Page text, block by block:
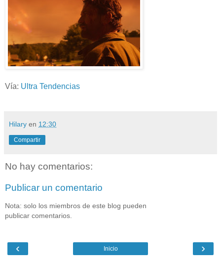
Vía: Ultra Tendencias
Hilary en 12:30
Compartir
No hay comentarios:
Publicar un comentario
Nota: solo los miembros de este blog pueden
publicar comentarios.
‹ ›
Inicio